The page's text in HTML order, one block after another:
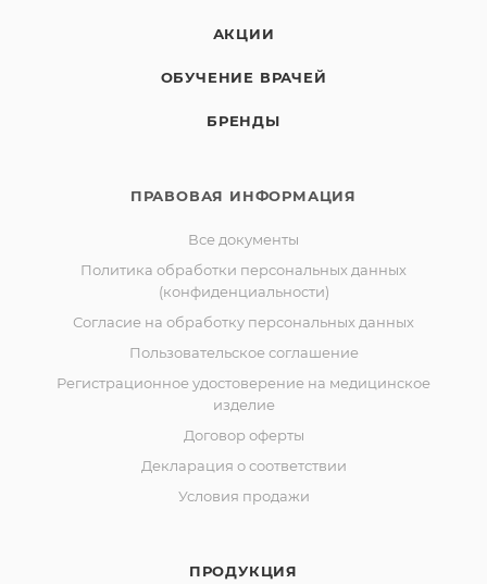
АКЦИИ
ОБУЧЕНИЕ ВРАЧЕЙ
БРЕНДЫ
ПРАВОВАЯ ИНФОРМАЦИЯ
Все документы
Политика обработки персональных данных
(конфиденциальности)
Согласие на обработку персональных данных
Пользовательское соглашение
Регистрационное удостоверение на медицинское
изделие
Договор оферты
Декларация о соответствии
Условия продажи
ПРОДУКЦИЯ